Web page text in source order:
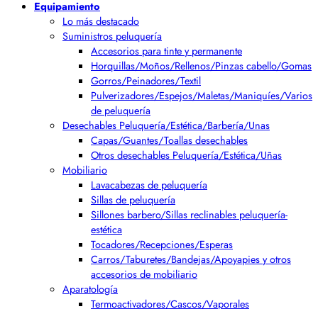
Equipamiento
Lo más destacado
Suministros peluquería
Accesorios para tinte y permanente
Horquillas/Moños/Rellenos/Pinzas cabello/Gomas
Gorros/Peinadores/Textil
Pulverizadores/Espejos/Maletas/Maniquíes/Varios
de peluquería
Desechables Peluquería/Estética/Barbería/Unas
Capas/Guantes/Toallas desechables
Otros desechables Peluquería/Estética/Uñas
Mobiliario
Lavacabezas de peluquería
Sillas de peluquería
Sillones barbero/Sillas reclinables peluquería-
estética
Tocadores/Recepciones/Esperas
Carros/Taburetes/Bandejas/Apoyapies y otros
accesorios de mobiliario
Aparatología
Termoactivadores/Cascos/Vaporales